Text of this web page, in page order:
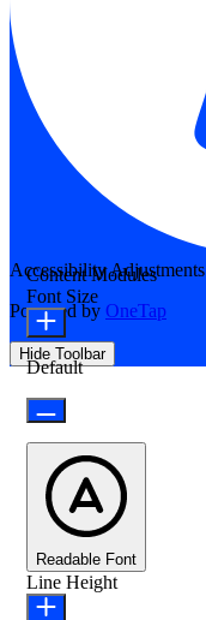
Accessibility Adjustments
Powered by OneTap
Hide Toolbar
Content Modules
Font Size
Default
Readable Font
Line Height